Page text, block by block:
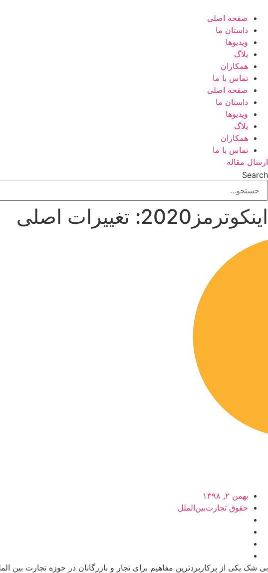
محتوا
صفحه اصلی
داستان ما
ویدیوها
بلاگ
همکاران
تماس با ما
صفحه اصلی
داستان ما
ویدیوها
بلاگ
همکاران
تماس با ما
ارسال مقاله
Search
اینکوترمز2020: تغییرات اصلی
بهمن ۲, ۱۳۹۸
حقوق تجارت‌بین‌الملل
بی شک یکی از پرکاربردترین مفاهیم برای تجار و بازرگانان در حوزه تجارت